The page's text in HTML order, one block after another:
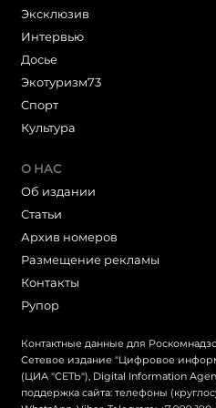
Эксклюзив
Интервью
Досье
Экотуризм73
Cпорт
Культура
О НАС
Об издании
Статьи
Архив номеров
Размещение рекламы
Контакты
Рупор
Контактные данные для
Сетевое издание "Цифровое
(ЦИА "СЕТЬ"), Digital Information
поддержка сайта: телефоны